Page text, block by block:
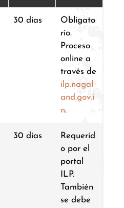
30 días
Obligato
rio.
Proceso
online a
través de
ilp.nagal
and.gov.i
n.
30 días
Requerid
o por el
portal
ILP.
También
se debe